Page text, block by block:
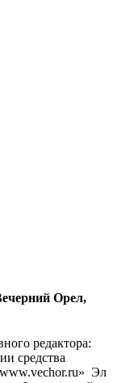
Орел,
редактора:
средства
Эл